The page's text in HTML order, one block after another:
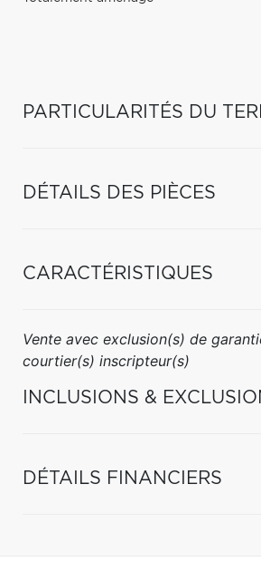
PARTICULARITÉS DU
DÉTAILS DES PIÈCES
CARACTÉRISTIQUES
Vente avec exclusion(s) de
courtier(s) inscripteur(s)
INCLUSIONS &
DÉTAILS FINANCIERS